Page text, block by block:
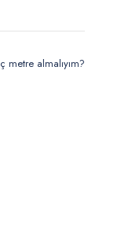
metre almalıyım?